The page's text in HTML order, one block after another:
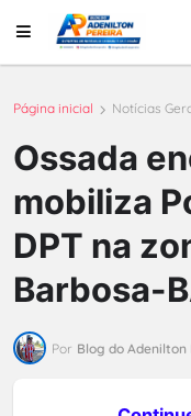
Página inicial Notícias
Ossada
mobiliza
DPT na
Barbosa-
Por Blog do Adenilton